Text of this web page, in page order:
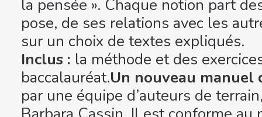
la pensée ». Chaque notion part
pose, de ses relations avec les
sur un choix de textes expliqués.
Inclus : la méthode et des
baccalauréat.Un nouveau manuel
par une équipe d’auteurs de